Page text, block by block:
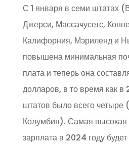
С 1 января в семи штатах
Джерси, Массачусетс,
Калифорния, Мэриленд и
повышена минимальная
плата и теперь она
долларов, в то время как в
штатов было всего четыре
Колумбия). Самая
зарплата в 2024 году